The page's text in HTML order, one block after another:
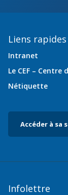
Liens rapides
Intranet
Le CEF –
Nétiquette
Accéder à sa
Infolettre